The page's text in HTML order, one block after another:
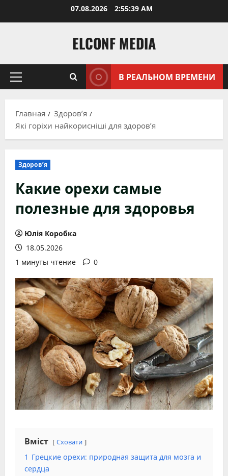
07.08.2026 2:55:40 AM
ELCONF MEDIA
Основное
В РЕАЛЬНОМ ВРЕМЕНИ
Главная
Здоров’я
Які горіхи найкорисніші для здоров’я
Здоров’я
Какие орехи самые
полезные для здоровья
Юлія Коробка
18.05.2026
1 минуты чтение
0
Вміст Сховати
1 Грецкие орехи: природная защита для мозга и
сердца